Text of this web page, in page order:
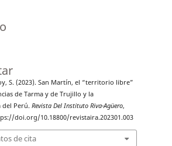
S. (2023). San Martín, el “territorio libre”
de Tarma y de Trujillo y la
del Perú. Revista Del Instituto Riva-Agüero,
doi.org/10.18800/revistaira.202301.003
de cita